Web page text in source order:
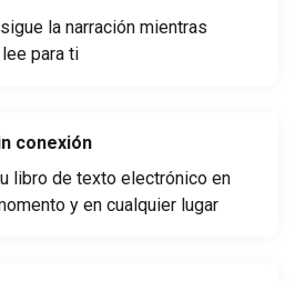
la narración mientras
para ti
conexión
libro de texto electrónico en
y en cualquier lugar